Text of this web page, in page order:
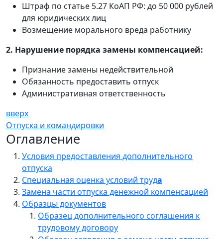
Штраф по статье 5.27 КоАП РФ: до 50 000 рублей
для юридических лиц
Возмещение морального вреда работнику
2. Нарушение порядка замены компенсацией:
Признание замены недействительной
Обязанность предоставить отпуск
Административная ответственность
вверх
Отпуска и командировки
Оглавление
Условия предоставления дополнительного
отпуска
Специальная оценка условий труда
Замена части отпуска денежной компенсацией
Образцы документов
Образец дополнительного соглашения к
трудовому договору